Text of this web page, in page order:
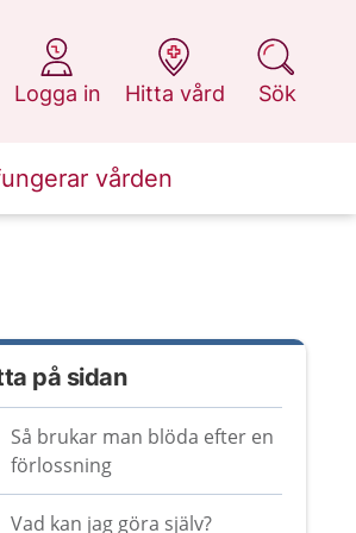
Logga in
på 1177.se
Hitta vård
på 1177.se
Sök
på 1177.se
vården
på sidan
Så brukar man blöda efter en
förlossning
Vad kan jag göra själv?